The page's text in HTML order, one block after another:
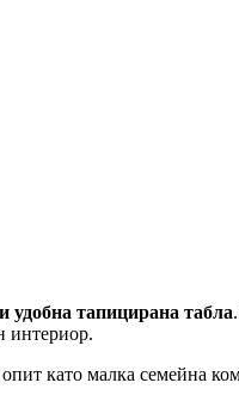
удобна тапицирана табла
интериор.
като малка семейна